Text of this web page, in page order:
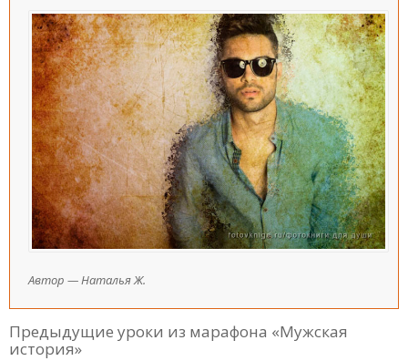
Автор — Наталья Ж.
Предыдущие уроки из марафона «Мужская
история»